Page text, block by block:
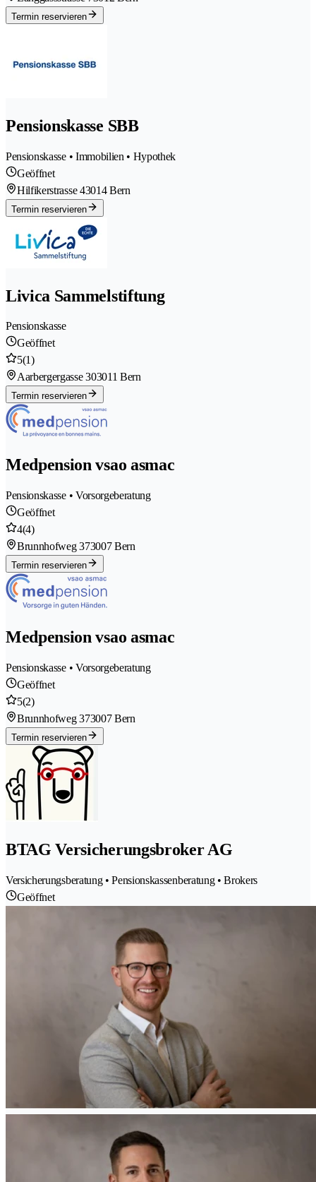
Termin reservieren
Pensionskasse SBB
Pensionskasse • Immobilien • Hypothek
Geöffnet
Hilfikerstrasse 43014 Bern
Termin reservieren
Livica Sammelstiftung
Pensionskasse
Geöffnet
5(1)
Aarbergergasse 303011 Bern
Termin reservieren
Medpension vsao asmac
Pensionskasse • Vorsorgeberatung
Geöffnet
4(4)
Brunnhofweg 373007 Bern
Termin reservieren
Medpension vsao asmac
Pensionskasse • Vorsorgeberatung
Geöffnet
5(2)
Brunnhofweg 373007 Bern
Termin reservieren
BTAG Versicherungsbroker AG
Versicherungsberatung • Pensionskassenberatung • Brokers
Geöffnet